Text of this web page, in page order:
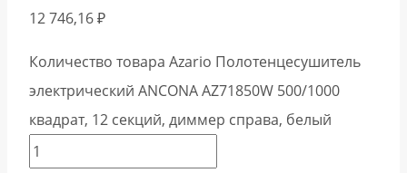
12 746,16₽
Количество товара Azario Полотенцесушитель
электрический ANCONA AZ71850W 500/1000
квадрат, 12 секций, диммер справа, белый